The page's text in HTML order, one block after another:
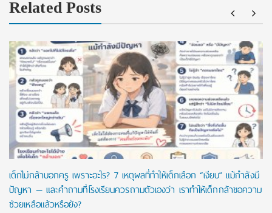
Related Posts
เด็กไม่กล้าบอกครู เพราะอะไร? 7 เหตุผลที่ทำให้เด็กเลือก “เงียบ” แม้กำลังมี
ปัญหา — และคำถามที่โรงเรียนควรถามตัวเองว่า เราทำให้เด็กกล้าขอความ
ช่วยเหลือแล้วหรือยัง?